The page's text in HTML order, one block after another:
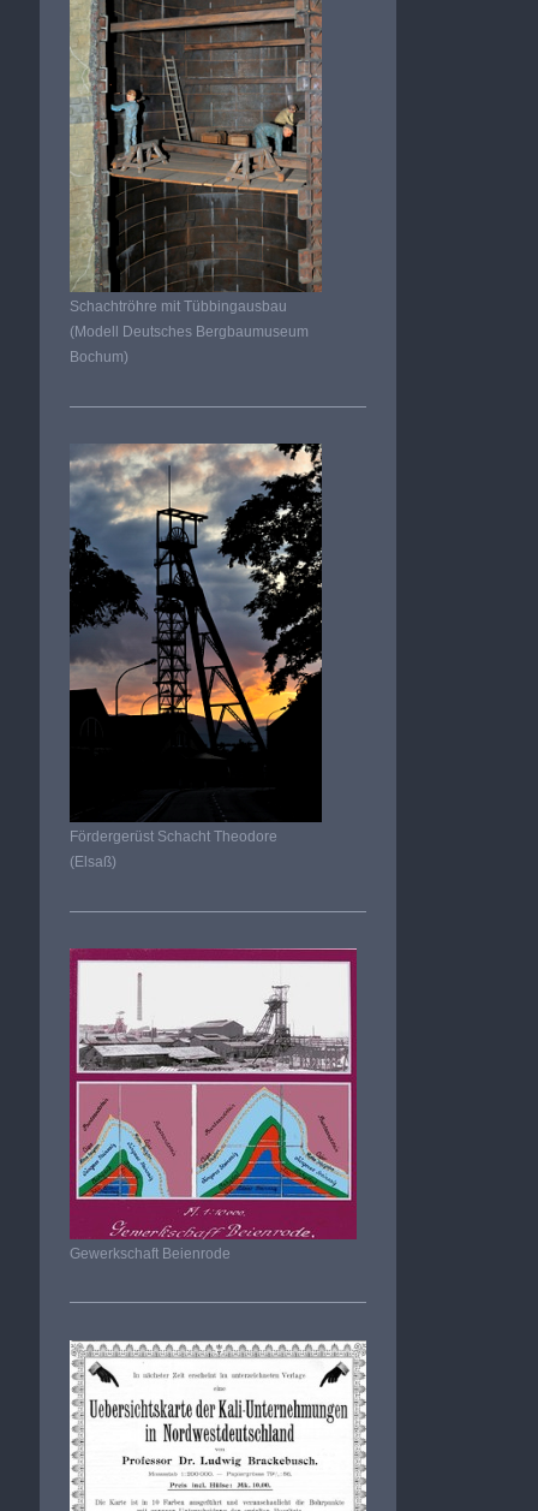
Schachtröhre mit Tübbingausbau
(Modell Deutsches Bergbaumuseum
Bochum)
Fördergerüst Schacht Theodore
(Elsaß)
Gewerkschaft Beienrode